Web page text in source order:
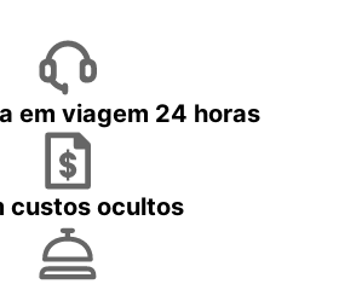
em viagem 24 horas
custos ocultos